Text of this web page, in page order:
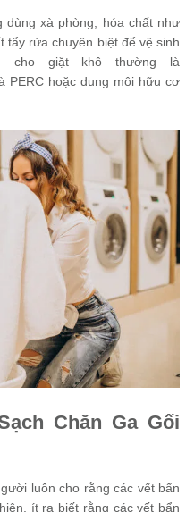
dùng xà phòng, hóa chất như
tẩy rửa chuyên biệt để vệ sinh
cho giặt khô thường là
PERC hoặc dung môi hữu cơ
Chăn Ga Gối
luôn cho rằng các vết bẩn
ít ra biết rằng các vết bẩn